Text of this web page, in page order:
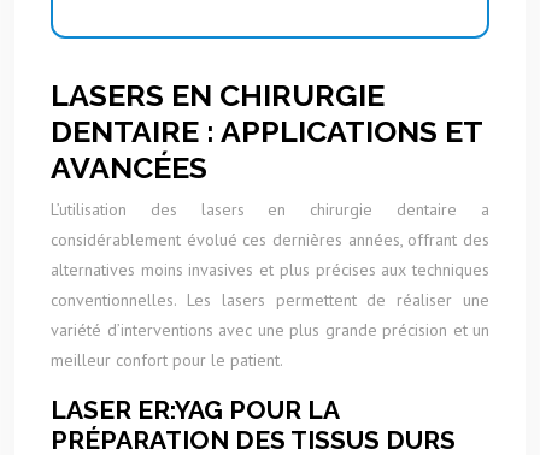
LASERS EN CHIRURGIE
DENTAIRE : APPLICATIONS ET
AVANCÉES
L’utilisation des lasers en chirurgie dentaire a
considérablement évolué ces dernières années, offrant des
alternatives moins invasives et plus précises aux techniques
conventionnelles. Les lasers permettent de réaliser une
variété d’interventions avec une plus grande précision et un
meilleur confort pour le patient.
LASER ER:YAG POUR LA
PRÉPARATION DES TISSUS DURS